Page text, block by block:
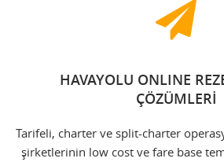
HAVAYOLU ONLINE
ÇÖZÜMLERİ
Tarifeli, charter ve split-charter
şirketlerinin low cost ve fare base